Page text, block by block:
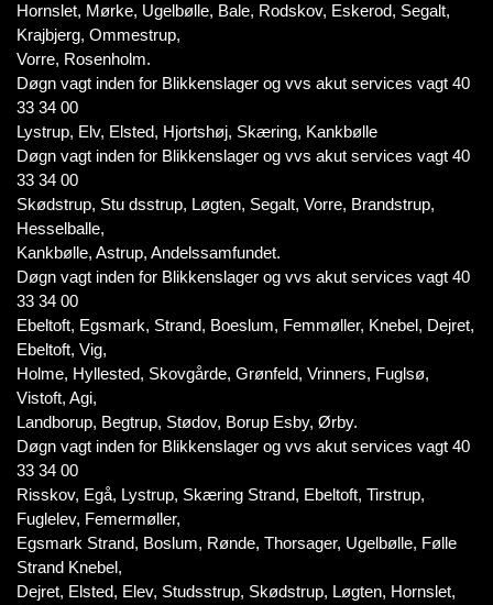
Hornslet, Mørke, Ugelbølle, Bale, Rodskov, Eskerod, Segalt,
Krajbjerg, Ommestrup,
Vorre, Rosenholm.
Døgn vagt inden for Blikkenslager og vvs akut services vagt 40
33 34 00
Lystrup, Elv, Elsted, Hjortshøj, Skæring, Kankbølle
Døgn vagt inden for Blikkenslager og vvs akut services vagt 40
33 34 00
Skødstrup, Stu dsstrup, Løgten, Segalt, Vorre, Brandstrup,
Hesselballe,
Kankbølle, Astrup, Andelssamfundet.
Døgn vagt inden for Blikkenslager og vvs akut services vagt 40
33 34 00
Ebeltoft, Egsmark, Strand, Boeslum, Femmøller, Knebel, Dejret,
Ebeltoft, Vig,
Holme, Hyllested, Skovgårde, Grønfeld, Vrinners, Fuglsø,
Vistoft, Agi,
Landborup, Begtrup, Stødov, Borup Esby, Ørby.
Døgn vagt inden for Blikkenslager og vvs akut services vagt 40
33 34 00
Risskov, Egå, Lystrup, Skæring Strand, Ebeltoft, Tirstrup,
Fuglelev, Femermøller,
Egsmark Strand, Boslum, Rønde, Thorsager, Ugelbølle, Følle
Strand Knebel,
Dejret, Elsted, Elev, Studsstrup, Skødstrup, Løgten, Hornslet,